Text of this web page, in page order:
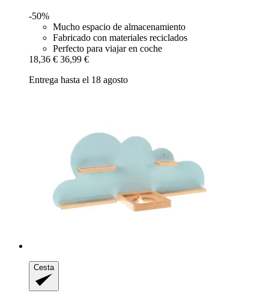
-50%
Mucho espacio de almacenamiento
Fabricado con materiales reciclados
Perfecto para viajar en coche
18,36 € 36,99 €
Entrega hasta el 18 agosto
Cesta